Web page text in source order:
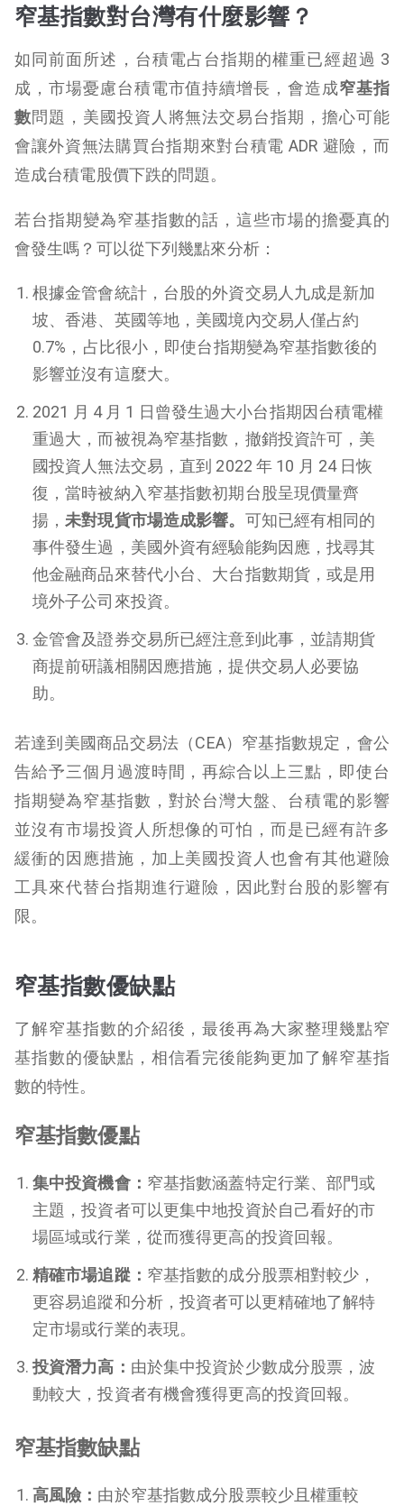
窄基指數對台灣有什麼影響？
如同前面所述，台積電占台指期的權重已經超過 3
成，市場憂慮台積電市值持續增長，會造成窄基指
數問題，美國投資人將無法交易台指期，擔心可能
會讓外資無法購買台指期來對台積電 ADR 避險，而
造成台積電股價下跌的問題。
若台指期變為窄基指數的話，這些市場的擔憂真的
會發生嗎？可以從下列幾點來分析：
根據金管會統計，台股的外資交易人九成是新加
坡、香港、英國等地，美國境內交易人僅占約
0.7%，占比很小，即使台指期變為窄基指數後的
影響並沒有這麼大。
2021 月 4 月 1 日曾發生過大小台指期因台積電權
重過大，而被視為窄基指數，撤銷投資許可，美
國投資人無法交易，直到 2022 年 10 月 24 日恢
復，當時被納入窄基指數初期台股呈現價量齊
揚， 未對現貨市場造成影響。 可知已經有相同的
事件發生過，美國外資有經驗能夠因應，找尋其
他金融商品來替代小台、大台指數期貨，或是用
境外子公司來投資。
金管會及證券交易所已經注意到此事，並請期貨
商提前研議相關因應措施，提供交易人必要協
助。
若達到美國商品交易法（CEA）窄基指數規定，會公
告給予三個月過渡時間，再綜合以上三點，即使台
指期變為窄基指數，對於台灣大盤、台積電的影響
並沒有市場投資人所想像的可怕，而是已經有許多
緩衝的因應措施，加上美國投資人也會有其他避險
工具來代替台指期進行避險，因此對台股的影響有
限。
窄基指數優缺點
了解窄基指數的介紹後，最後再為大家整理幾點窄
基指數的優缺點，相信看完後能夠更加了解窄基指
數的特性。
窄基指數優點
集中投資機會： 窄基指數涵蓋特定行業、部門或
主題，投資者可以更集中地投資於自己看好的市
場區域或行業，從而獲得更高的投資回報。
精確市場追蹤： 窄基指數的成分股票相對較少，
更容易追蹤和分析，投資者可以更精確地了解特
定市場或行業的表現。
投資潛力高： 由於集中投資於少數成分股票，波
動較大，投資者有機會獲得更高的投資回報。
窄基指數缺點
高風險： 由於窄基指數成分股票較少且權重較